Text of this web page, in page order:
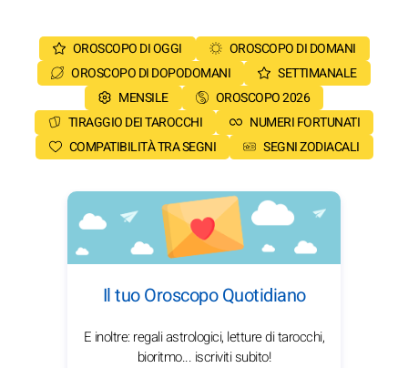
OROSCOPO DI OGGI
OROSCOPO DI DOMANI
OROSCOPO DI DOPODOMANI
SETTIMANALE
MENSILE
OROSCOPO 2026
TIRAGGIO DEI TAROCCHI
NUMERI FORTUNATI
COMPATIBILITÀ TRA SEGNI
SEGNI ZODIACALI
Il tuo Oroscopo Quotidiano
E inoltre: regali astrologici, letture di tarocchi,
bioritmo... iscriviti subito!